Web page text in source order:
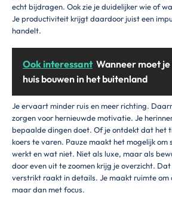
echt bijdragen. Ook zie je duidelijker wie of
Je productiviteit krijgt daardoor juist een
handelt.
Ook interessant Wanneer moet je
huis bouwen in het buitenland
Je ervaart minder ruis en meer richting.
zorgen voor hernieuwde motivatie. Je
bepaalde dingen doet. Of je ontdekt dat het
koers te varen. Pauze maakt het mogelijk
werkt en wat niet. Niet als luxe, maar als
door even uit te zoomen krijg je overzicht.
verstrikt raakt in details. Je maakt ruimte om
maar dan met focus.